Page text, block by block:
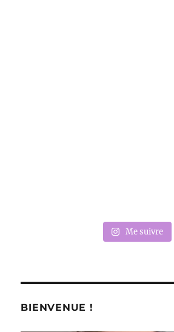
Me suivre
BIENVENUE !